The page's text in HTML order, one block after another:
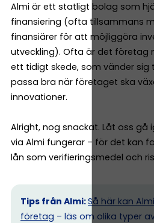
Almi är ett statligt bolag som
finansiering (ofta tillsammans
finansiärer för att möjliggöra
utveckling). Ofta är det företag
ett tidigt skede, som vänder sig
passa bra när företaget ska
innovationer.
Alright, nog snackat. Låt oss gå
via Almi fungerar – för det kan
lån som verifieringsmedel och
Tips från Almi:Så här kan
företag – läs om olika typer